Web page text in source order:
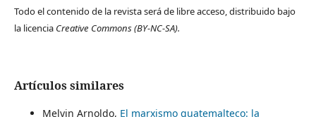
Todo el contenido de la revista será de libre acceso, distribuido bajo
la licencia Creative Commons(BY-NC-SA).
Artículos similares
Melvin Arnoldo, El marxismo guatemalteco: la